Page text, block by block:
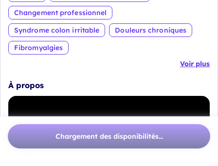
Changement professionnel
Syndrome colon irritable
Douleurs chroniques
Fibromyalgies
Voir plus
À propos
Chargement des disponibilités...